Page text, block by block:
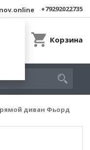
+79292022735
Корзина
диван Фьорд